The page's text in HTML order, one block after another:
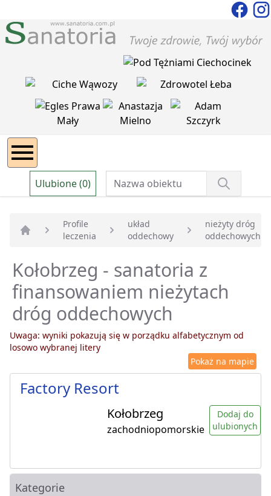
Ulubione (0)
Strona główna
Profile
leczenia
układ
oddechowy
nieżyty dróg
oddechowych
Kołobrzeg - sanatoria z
finansowaniem nieżytach
dróg oddechowych
Uwaga: wyniki pokazują się w porządku alfabetycznym od
losowo wybranej litery
Pokaż na mapie
Factory Resort
Kołobrzeg
zachodniopomorskie
Dodaj do
ulubionych
Kategorie